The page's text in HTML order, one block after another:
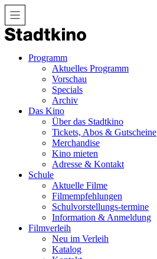
Zum
Inhalt
Programm
Aktuelles Programm
Vorschau
Specials
Archiv
Das Kino
Über das Stadtkino
Tickets, Abos & Gutscheine
Merchandise
Kino mieten
Adresse & Kontakt
Schule
Aktuelle Filme
Filmempfehlungen
Schulvorstellungs-termine
Information & Anmeldung
Filmverleih
Neu im Verleih
Katalog